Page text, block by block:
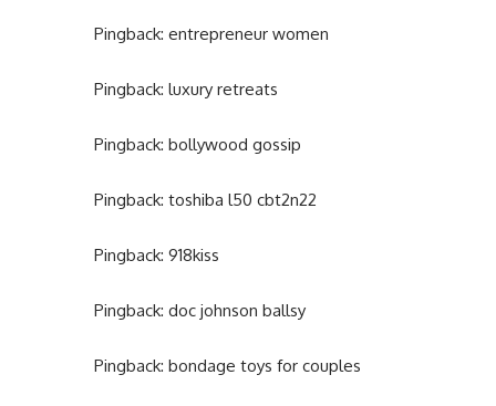
Pingback: entrepreneur women
Pingback: luxury retreats
Pingback: bollywood gossip
Pingback: toshiba l50 cbt2n22
Pingback: 918kiss
Pingback: doc johnson ballsy
Pingback: bondage toys for couples